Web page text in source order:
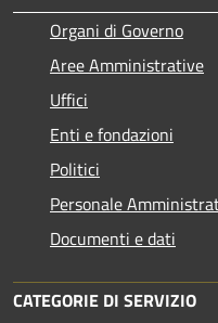
Organi di Governo
Aree Amministrative
Uffici
Enti e fondazioni
Politici
Personale
Documenti e dati
CATEGORIE DI SERVIZIO